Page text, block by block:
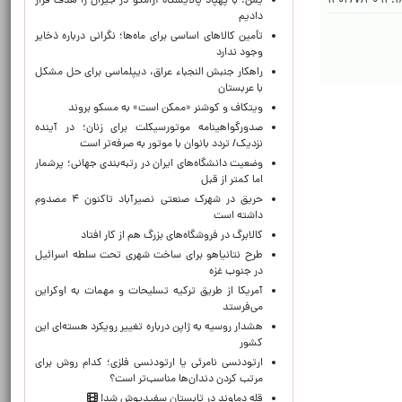
دادیم
تأمین کالاهای اساسی برای ماه‌ها؛ نگرانی درباره ذخایر
وجود ندارد
راهکار جنبش النجباء عراق، دیپلماسی برای حل مشکل
با عربستان
ویتکاف و کوشنر «ممکن است» به مسکو بروند
صدورگواهینامه موتورسیکلت برای زنان؛ در آینده
نزدیک/ تردد بانوان با موتور به‌ صرفه‌تر است
وضعیت دانشگاه‌های ایران در رتبه‌بندی جهانی؛ پرشمار
اما کمتر از قبل
حریق در شهرک صنعتی نصیرآباد تاکنون ۴ مصدوم
داشته است
کالابرگ در فروشگاه‌های بزرگ هم از کار افتاد
طرح نتانیاهو برای ساخت شهری تحت سلطه اسرائیل
در جنوب غزه
آمریکا از طریق ترکیه تسلیحات و مهمات به اوکراین
می‌فرستد
هشدار روسیه به ژاپن درباره تغییر رویکرد هسته‌ای این
کشور
ارتودنسی نامرئی یا ارتودنسی فلزی؛ کدام روش برای
مرتب کردن دندان‌ها مناسب‌تر است؟